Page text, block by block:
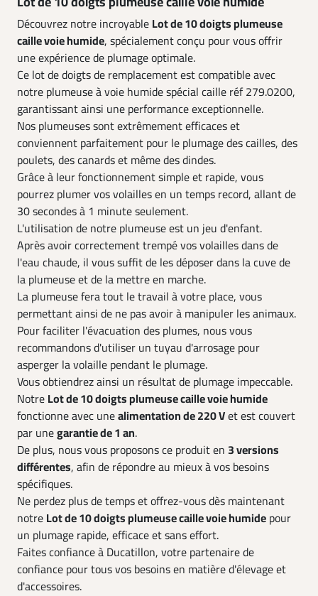
Découvrez notre incroyable Lot de 10 doigts plumeuse
caille voie humide, spécialement conçu pour vous offrir
une expérience de plumage optimale.
Ce lot de doigts de remplacement est compatible avec
notre plumeuse à voie humide spécial caille réf 279.0200,
garantissant ainsi une performance exceptionnelle.
Nos plumeuses sont extrêmement efficaces et
conviennent parfaitement pour le plumage des cailles, des
poulets, des canards et même des dindes.
Grâce à leur fonctionnement simple et rapide, vous
pourrez plumer vos volailles en un temps record, allant de
30 secondes à 1 minute seulement.
L'utilisation de notre plumeuse est un jeu d'enfant.
Après avoir correctement trempé vos volailles dans de
l'eau chaude, il vous suffit de les déposer dans la cuve de
la plumeuse et de la mettre en marche.
La plumeuse fera tout le travail à votre place, vous
permettant ainsi de ne pas avoir à manipuler les animaux.
Pour faciliter l'évacuation des plumes, nous vous
recommandons d'utiliser un tuyau d'arrosage pour
asperger la volaille pendant le plumage.
Vous obtiendrez ainsi un résultat de plumage impeccable.
Notre Lot de 10 doigts plumeuse caille voie humide
fonctionne avec unealimentation de 220 Vet est couvert
par unegarantie de 1 an.
De plus, nous vous proposons ce produit en 3 versions
différentes, afin de répondre au mieux à vos besoins
spécifiques.
Ne perdez plus de temps et offrez-vous dès maintenant
notre Lot de 10 doigts plumeuse caille voie humide pour
un plumage rapide, efficace et sans effort.
Faites confiance à Ducatillon, votre partenaire de
confiance pour tous vos besoins en matière d'élevage et
d'accessoires.